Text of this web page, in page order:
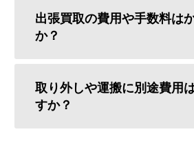
出張買取の費用や手数料は
か？
取り外しや運搬に別途費用
すか？